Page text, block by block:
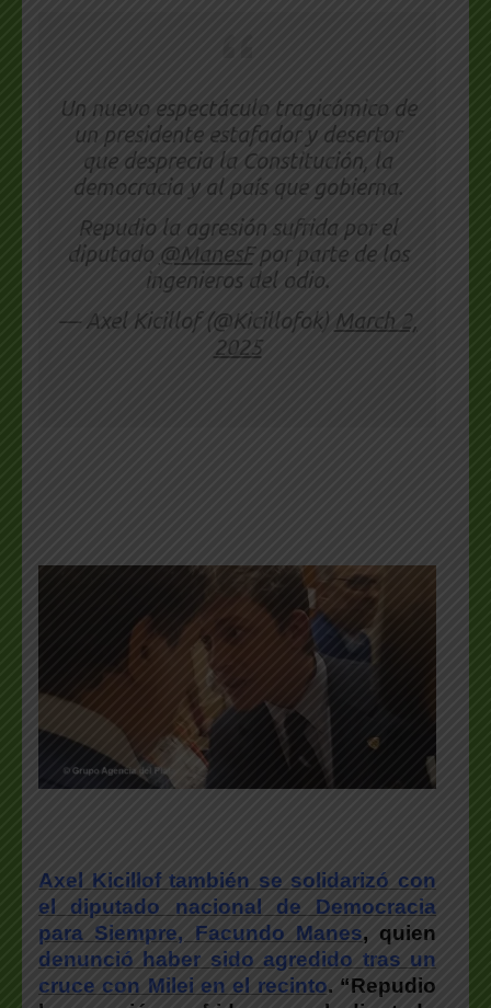
Un nuevo espectáculo tragicómico de
un presidente estafador y desertor
que desprecia la Constitución, la
democracia y al país que gobierna.
Repudio la agresión sufrida por el
diputado @ManesFpor parte de los
ingenieros del odio.
— Axel Kicillof (@Kicillofok) March 2,
2025
Axel Kicillof también se solidarizó con
el diputado nacional de Democracia
para Siempre, Facundo Manes, quien
denunció haber sido agredido tras un
cruce con Milei en el recinto. “Repudio